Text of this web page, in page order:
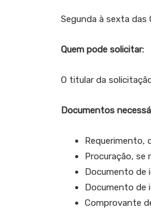
Segunda à sexta das
Quem pode solicitar:
O titular da
Documentos
Requerimento,
Procuração, se
Documento de
Documento de
Comprovante